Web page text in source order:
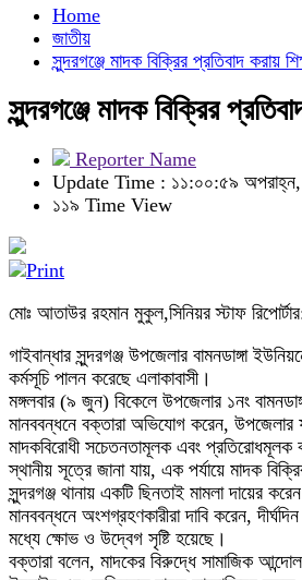
Home
জাতীয়
সুন্দরগঞ্জে মাদক বিক্রির প্রতিবাদ করায়
সুন্দরগঞ্জে মাদক বিক্রির
Reporter Name
Update Time : ১১:০০:৫৯
১১৯ Time View
মোঃ আতাউর রহমান মুকুল,সিনিয়র স্টাফ
গাইবান্ধার সুন্দরগঞ্জ উপজেলার বামনডাঙ্গা
কর্মসূচি পালন করেছে এলাকাবাসী।
মঙ্গলবার (৯ জুন) বিকেলে উপজেলার ১নং
মানববন্ধনে বক্তারা অভিযোগ করেন, উপজেলার
মাদকবিরোধী সচেতনতামূলক এবং প্রতিরোধমূলক
স্থানীয় সূত্রে জানা যায়, এক পর্যায়ে মাদক
সুন্দরগঞ্জ থানায় একটি ছিনতাই মামলা দায়ের
মানববন্ধনে অংশগ্রহণকারীরা দাবি করেন,
মধ্যে ক্ষোভ ও উদ্বেগ সৃষ্টি হয়েছে।
বক্তারা বলেন, মাদকের বিরুদ্ধে সামাজিক